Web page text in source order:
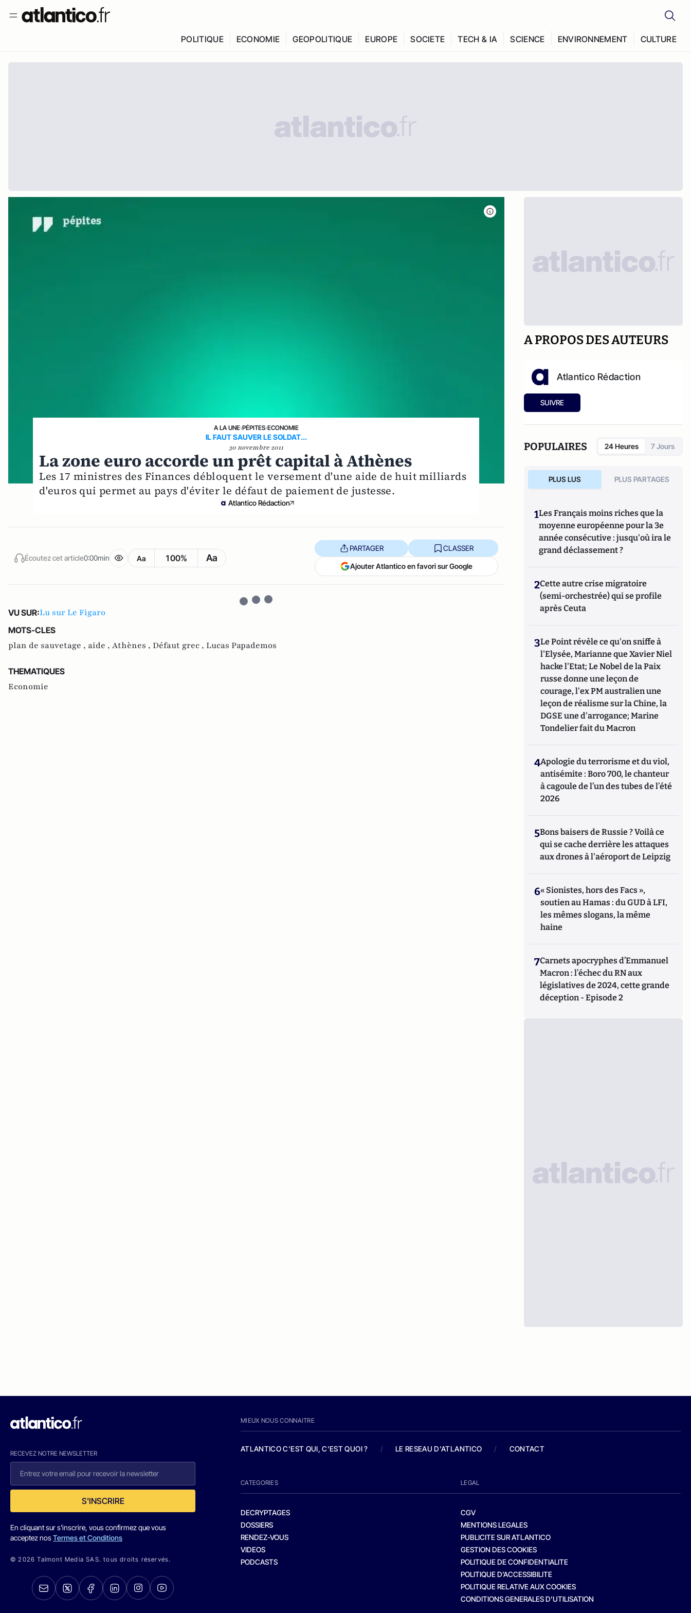
POLITIQUE ECONOMIE GEOPOLITIQUE EUROPE SOCIETE TECH & IA SCIENCE ENVIRONNEMENT CULTURE
A LA UNE›PÉPITES›ECONOMIE
IL FAUT SAUVER LE SOLDAT...
30 novembre 2011
La zone euro accorde un prêt capital à Athènes
Les 17 ministres des Finances débloquent le versement d'une aide de huit milliards
d'euros qui permet au pays d'éviter le défaut de paiement de justesse.
Atlantico Rédaction
Écoutez cet article0:00min Aa 100% Aa
PARTAGER CLASSER
Ajouter Atlantico en favori sur Google
VU SUR:Lu sur Le Figaro
MOTS-CLES
plan de sauvetage , aide , Athènes , Défaut grec , Lucas Papademos
THEMATIQUES
Economie
A PROPOS DES AUTEURS
Atlantico Rédaction
SUIVRE
POPULAIRES 24 Heures 7 Jours
PLUS LUS PLUS PARTAGES
1Les Français moins riches que la
moyenne européenne pour la 3e
année consécutive : jusqu'où ira le
grand déclassement ?
2Cette autre crise migratoire
(semi-orchestrée) qui se profile
après Ceuta
3Le Point révèle ce qu'on sniffe à
l'Elysée, Marianne que Xavier Niel
hacke l'Etat; Le Nobel de la Paix
russe donne une leçon de
courage, l'ex PM australien une
leçon de réalisme sur la Chine, la
DGSE une d'arrogance; Marine
Tondelier fait du Macron
4Apologie du terrorisme et du viol,
antisémite : Boro 700, le chanteur
à cagoule de l’un des tubes de l’été
2026
5Bons baisers de Russie ? Voilà ce
qui se cache derrière les attaques
aux drones à l'aéroport de Leipzig
6« Sionistes, hors des Facs »,
soutien au Hamas : du GUD à LFI,
les mêmes slogans, la même
haine
7Carnets apocryphes d’Emmanuel
Macron : l’échec du RN aux
législatives de 2024, cette grande
déception - Episode 2
RECEVEZ NOTRE NEWSLETTER
S'INSCRIRE
En cliquant sur s'inscrire, vous confirmez que vous
acceptez nosTermes et Conditions
© 2026 Talmont Media SAS. tous droits réservés.
MIEUX NOUS CONNAITRE
ATLANTICO C'EST QUI, C'EST QUOI ? / LE RESEAU D'ATLANTICO / CONTACT
CATEGORIES
DECRYPTAGES
DOSSIERS
RENDEZ-VOUS
VIDEOS
PODCASTS
LEGAL
CGV
MENTIONS LEGALES
PUBLICITE SUR ATLANTICO
GESTION DES COOKIES
POLITIQUE DE CONFIDENTIALITE
POLITIQUE D’ACCESSIBILITE
POLITIQUE RELATIVE AUX COOKIES
CONDITIONS GENERALES D’UTILISATION